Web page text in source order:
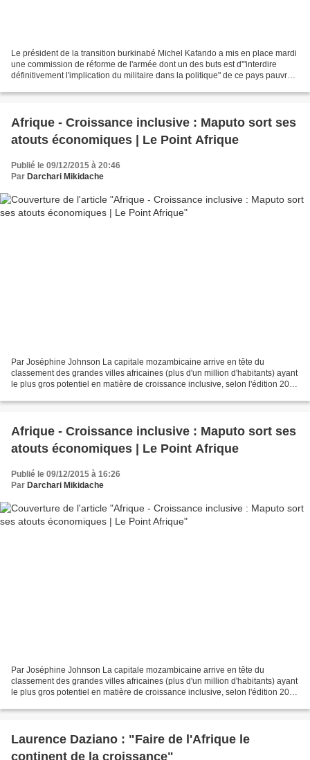
Le président de la transition burkinabé Michel Kafando a mis en place mardi
une commission de réforme de l'armée dont un des buts est d'"interdire
définitivement l'implication du militaire dans la politique" de ce pays pauvre
Afrique - Croissance inclusive : Maputo sort ses
atouts économiques | Le Point Afrique
Publié le 09/12/2015 à 20:46
Par Darchari Mikidache
Par Joséphine Johnson La capitale mozambicaine arrive en tête du
classement des grandes villes africaines (plus d'un million d'habitants) ayant
le plus gros potentiel en matière de croissance inclusive, selon l'édition 2015
Afrique - Croissance inclusive : Maputo sort ses
atouts économiques | Le Point Afrique
Publié le 09/12/2015 à 16:26
Par Darchari Mikidache
Par Joséphine Johnson La capitale mozambicaine arrive en tête du
classement des grandes villes africaines (plus d'un million d'habitants) ayant
le plus gros potentiel en matière de croissance inclusive, selon l'édition 2015
Laurence Daziano : "Faire de l'Afrique le
continent de la croissance"